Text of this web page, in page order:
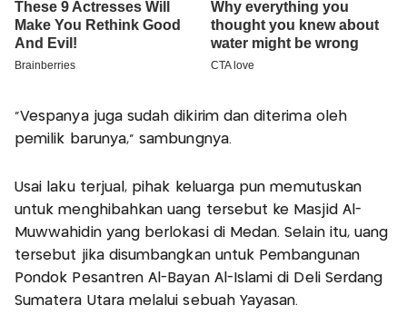
"Vespanya juga sudah dikirim dan diterima oleh
pemilik barunya," sambungnya.
Usai laku terjual, pihak keluarga pun memutuskan
untuk menghibahkan uang tersebut ke Masjid Al-
Muwwahidin yang berlokasi di Medan. Selain itu, uang
tersebut jika disumbangkan untuk Pembangunan
Pondok Pesantren Al-Bayan Al-Islami di Deli Serdang
Sumatera Utara melalui sebuah Yayasan.